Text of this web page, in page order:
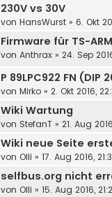
230V vs 30V
von HansWurst » 6. Okt
Firmware für TS-
von Anthrax » 24. Sep
P 89LPC922 FN (DIP
von Mirko » 2. Okt 2016,
Wiki Wartung
von StefanT » 21. Aug
Wiki neue Seite
von Olli » 17. Aug 2016,
selfbus.org nicht
von Olli » 15. Aug 2016,